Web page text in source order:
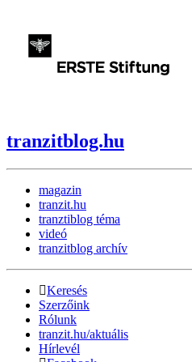
tranzitblog.hu
magazin
tranzit.hu
tranztiblog téma
videó
tranzitblog archív
Keresés
Szerzőink
Rólunk
tranzit.hu/aktuális
Hírlevél